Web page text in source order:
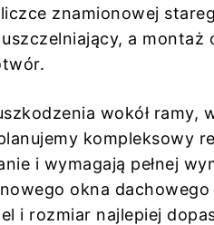
znamionowej
a montaż
wokół ramy,
kompleksowy
i wymagają pełnej
okna
i rozmiar najlepiej